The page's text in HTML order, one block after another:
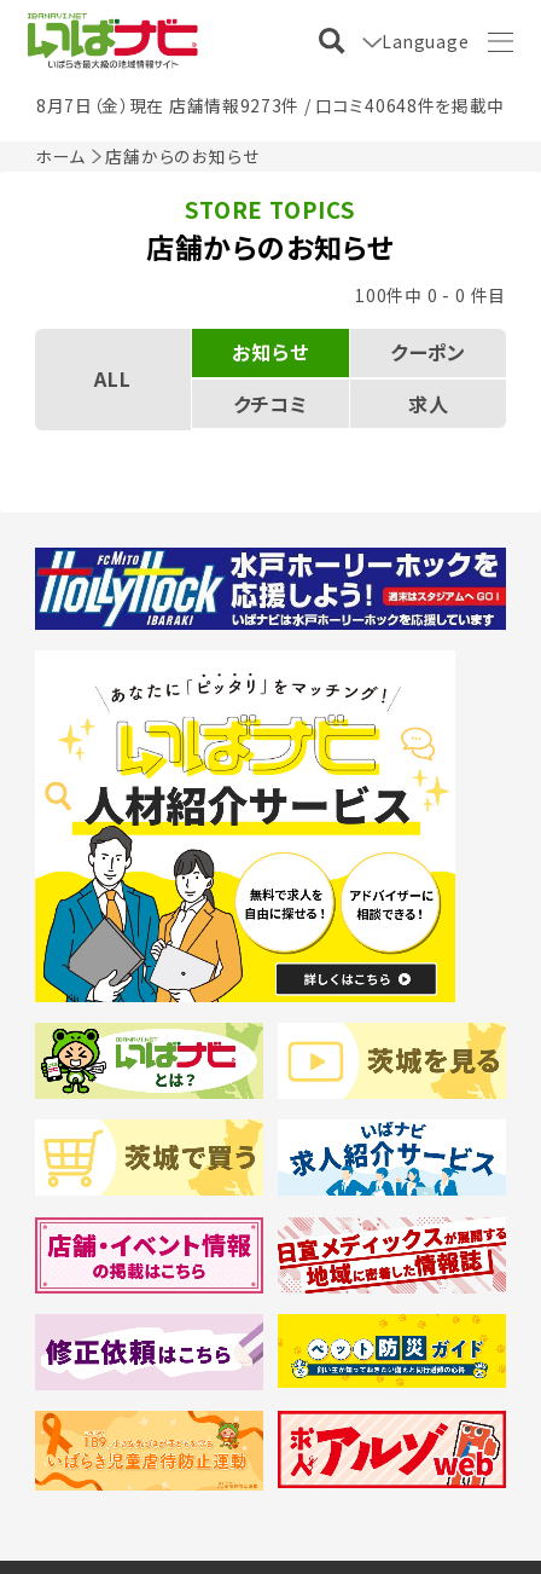
Language
8月7日（金）現在 店舗情報9273件 / 口コミ40648件を掲載中
ホーム 店舗からのお知らせ
店舗からのお知らせ
STORE TOPICS
100件中 0 - 0 件目
ALL
お知らせ
クーポン
クチコミ
求人